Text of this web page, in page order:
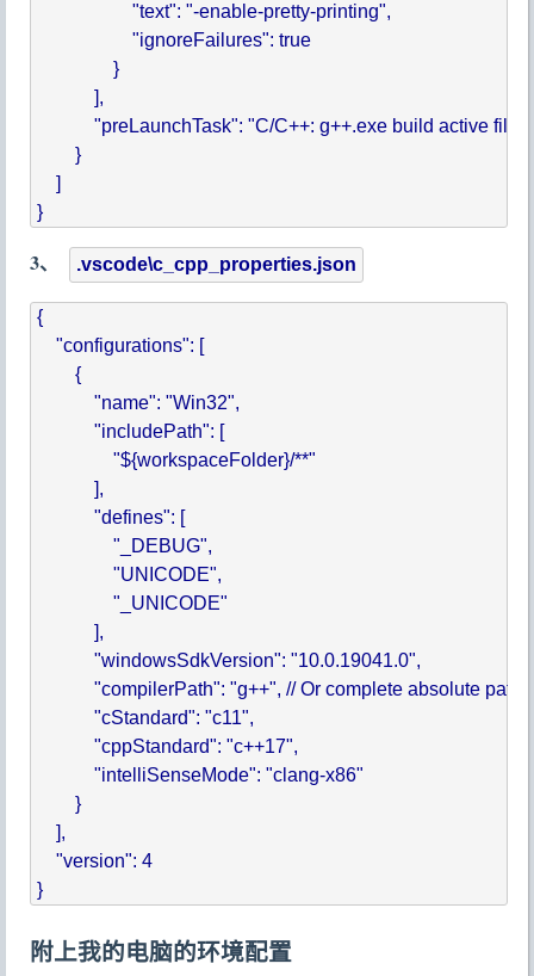
                    "text": "-enable-pretty-printing",
                    "ignoreFailures": true
                }
            ],
            "preLaunchTask": "C/C++: g++.exe build active file"
        }
    ]
3、 .vscode\c_cpp_properties.json
{
    "configurations": [
        {
            "name": "Win32",
            "includePath": [
                "${workspaceFolder}/**"
            ],
            "defines": [
                "_DEBUG",
                "UNICODE",
                "_UNICODE"
            ],
            "windowsSdkVersion": "10.0.19041.0",
"compilerPath": "g++", // Or complete absolute
            "cStandard": "c11",
            "cppStandard": "c++17",
            "intelliSenseMode": "clang-x86"
        }
    ],
    "version": 4
附上我的电脑的环境配置